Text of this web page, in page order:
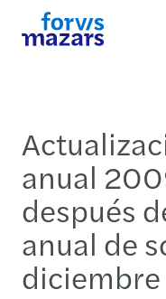
anual
después
anual de